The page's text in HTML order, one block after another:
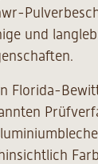
und
Florida-